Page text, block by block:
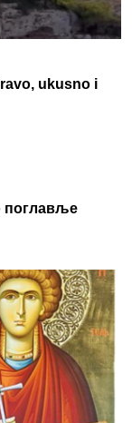
ukusno i
поглавље